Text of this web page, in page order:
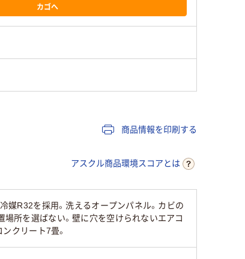
カゴへ
商品情報を印刷する
アスクル商品環境スコアとは
媒R32を採用。洗えるオープンパネル。カビの
所を選ばない。壁に穴を空けられないエアコ
クリート7畳。